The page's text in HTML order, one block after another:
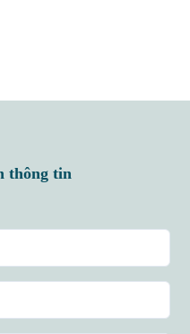
thông tin